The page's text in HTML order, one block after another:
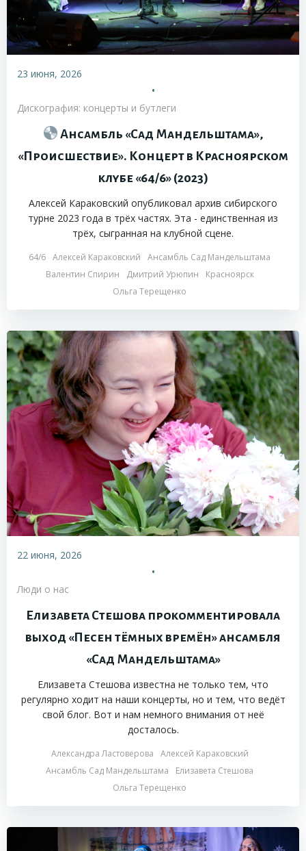
23 июня, 2026
•
Дискография: концерты и бутлеги
Ансамбль «Сад Мандельштама»,
«Происшествие». Концерт в Красноярском
клубе «64/6» (2023)
Алексей Караковский опубликовал архив сибирского
турне 2023 года в трёх частях. Эта - единственная из
трёх, сыгранная на клубной сцене.
64/6 Алексей Караковский
Ансамбль Сад Мандельштама
Валентин Спирин
Дмитрий Урюпин
Красноярск
Ольга Терещенко
22 июня, 2026
•
Люди о нас
Елизавета Стешова прокомментировала
выход «Песен тёмных времён» ансамбля
«Сад Мандельштама»
Елизавета Стешова известна не только тем, что
регулярно ходит на наши концерты, но и тем, что ведёт
свой блог. Вот и нам немного внимания от неё
досталось.
Александра Ластоверова
Алексей Караковский
Ансамбль Сад Мандельштама
Елизавета Стешова
Ольга Терещенко